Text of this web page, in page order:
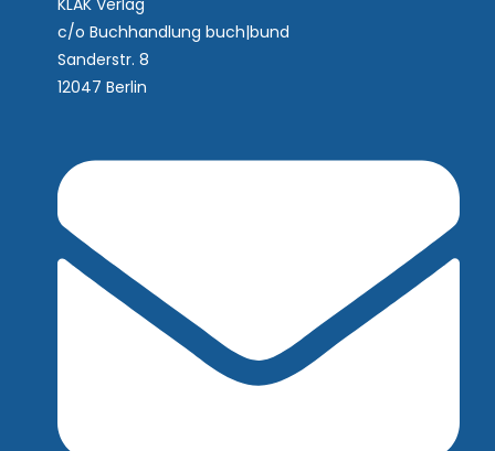
c/o Buchhandlung buch|bund
Sanderstr. 8
12047 Berlin